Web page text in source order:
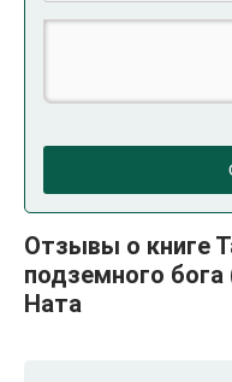
Отзывы о книге
подземного
Ната